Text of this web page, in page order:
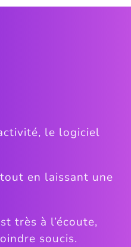
le logiciel
tout en laissant une
très à l’écoute,
soucis.